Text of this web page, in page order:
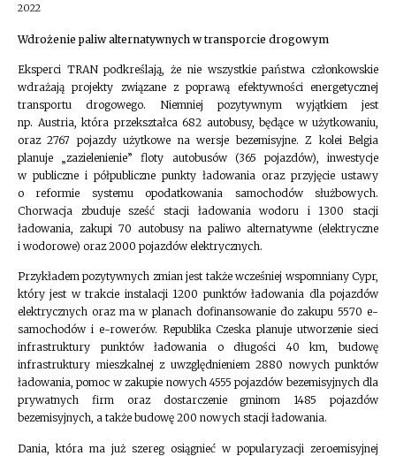
2022
Wdrożenie paliw alternatywnych w transporcie drogowym
Eksperci TRAN podkreślają, że nie wszystkie państwa członkowskie
wdrażają projekty związane z poprawą efektywności energetycznej
transportu drogowego. Niemniej pozytywnym wyjątkiem jest
np. Austria, która przekształca 682 autobusy, będące w użytkowaniu,
oraz 2767 pojazdy użytkowe na wersje bezemisyjne. Z kolei Belgia
planuje „zazielenienie” floty autobusów (365 pojazdów), inwestycje
w publiczne i półpubliczne punkty ładowania oraz przyjęcie ustawy
o reformie systemu opodatkowania samochodów służbowych.
Chorwacja zbuduje sześć stacji ładowania wodoru i 1300 stacji
ładowania, zakupi 70 autobusy na paliwo alternatywne (elektryczne
i wodorowe) oraz 2000 pojazdów elektrycznych.
Przykładem pozytywnych zmian jest także wcześniej wspomniany Cypr,
który jest w trakcie instalacji 1200 punktów ładowania dla pojazdów
elektrycznych oraz ma w planach dofinansowanie do zakupu 5570 e-
samochodów i e-rowerów. Republika Czeska planuje utworzenie sieci
infrastruktury punktów ładowania o długości 40 km, budowę
infrastruktury mieszkalnej z uwzględnieniem 2880 nowych punktów
ładowania, pomoc w zakupie nowych 4555 pojazdów bezemisyjnych dla
prywatnych firm oraz dostarczenie gminom 1485 pojazdów
bezemisyjnych, a także budowę 200 nowych stacji ładowania.
Dania, która ma już szereg osiągnieć w popularyzacji zeroemisyjnej